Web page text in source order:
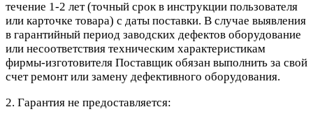
течение 1-2 лет (точный срок в инструкции пользователя
или карточке товара) с даты поставки. В случае выявления
в гарантийный период заводских дефектов оборудование
или несоответствия техническим характеристикам
фирмы-изготовителя Поставщик обязан выполнить за свой
счет ремонт или замену дефективного оборудования.
2. Гарантия не предоставляется: